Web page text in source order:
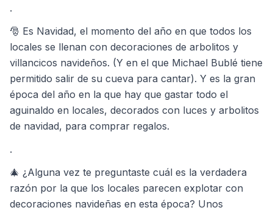
.
🎅 Es Navidad, el momento del año en que todos los
locales se llenan con decoraciones de arbolitos y
villancicos navideños. (Y en el que Michael Bublé tiene
permitido salir de su cueva para cantar). Y es la gran
época del año en la que hay que gastar todo el
aguinaldo en locales, decorados con luces y arbolitos
de navidad, para comprar regalos.
.
🎄 ¿Alguna vez te preguntaste cuál es la verdadera
razón por la que los locales parecen explotar con
decoraciones navideñas en esta época? Unos